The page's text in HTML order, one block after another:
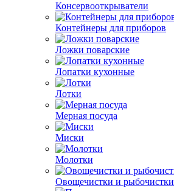
Консервооткрыватели
Контейнеры для приборов
Ложки поварские
Лопатки кухонные
Лотки
Мерная посуда
Миски
Молотки
Овощечистки и рыбочистки